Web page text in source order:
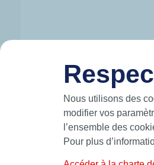
les airs.
bagues
Nous utilisons des
modifier vos
l’ensemble des
Pour plus